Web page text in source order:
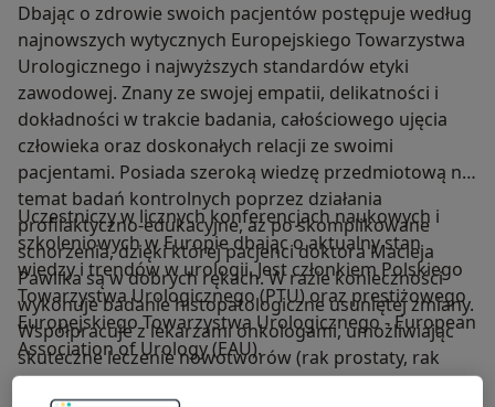
Dbając o zdrowie swoich pacjentów postępuje według
najnowszych wytycznych Europejskiego Towarzystwa
Urologicznego i najwyższych standardów etyki
zawodowej. Znany ze swojej empatii, delikatności i
dokładności w trakcie badania, całościowego ujęcia
człowieka oraz doskonałych relacji ze swoimi
pacjentami. Posiada szeroką wiedzę przedmiotową na
temat badań kontrolnych poprzez działania
profilaktyczno-edukacyjne, aż po skomplikowane
schorzenia, dzięki której pacjenci doktora Macieja
Pawlika są w dobrych rękach. W razie konieczności
wykonuje badanie histopatologiczne usuniętej zmiany.
Współpracuje z lekarzami onkologami, umożliwiając
skuteczne leczenie nowotworów (rak prostaty, rak
pęcherza, rak nerki, rak jądra, rak prącia).
Uczestniczy w licznych konferencjach naukowych i
szkoleniowych w Europie dbając o aktualny stan
wiedzy i trendów w urologii. Jest członkiem Polskiego
Towarzystwa Urologicznego (PTU) oraz prestiżowego
Europejskiego Towarzystwa Urologicznego - European
Association of Urology (EAU).
Facebook: Specjalista Urolog Poznań